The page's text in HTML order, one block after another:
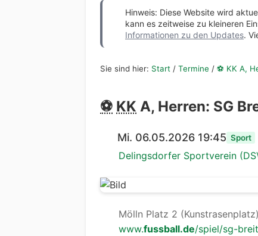
Hinweis: Diese Website wird
kann es zeitweise zu kleineren
Informationen zu den Updates.
Sie sind hier: Start / Termine / ⚽ KK A,
⚽ KK A, Herren: SG
Mi. 06.05.2026 19:45 Sport
Delingsdorfer Sportverein
Mölln Platz 2
www.fussball.de/spiel/sg-